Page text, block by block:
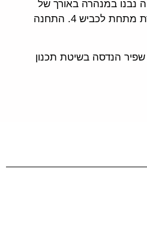
531, ורציפיה נבנו במנהרה באורך של
1,825 מטרים, אשר עוברת מתחת לכביש 4. התחנה
הנדסה בשיטת תכנון